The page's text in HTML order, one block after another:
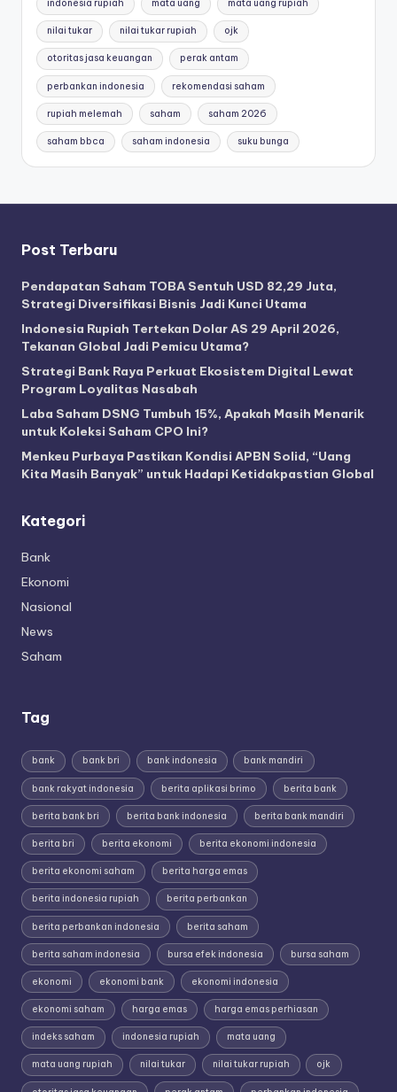
indonesia rupiah mata uang mata uang rupiah
nilai tukar nilai tukar rupiah ojk
otoritas jasa keuangan perak antam
perbankan indonesia rekomendasi saham
rupiah melemah saham saham 2026
saham bbca saham indonesia suku bunga
Post Terbaru
Pendapatan Saham TOBA Sentuh USD 82,29 Juta,
Strategi Diversifikasi Bisnis Jadi Kunci Utama
Indonesia Rupiah Tertekan Dolar AS 29 April 2026,
Tekanan Global Jadi Pemicu Utama?
Strategi Bank Raya Perkuat Ekosistem Digital Lewat
Program Loyalitas Nasabah
Laba Saham DSNG Tumbuh 15%, Apakah Masih Menarik
untuk Koleksi Saham CPO Ini?
Menkeu Purbaya Pastikan Kondisi APBN Solid, “Uang
Kita Masih Banyak” untuk Hadapi Ketidakpastian Global
Kategori
Bank
Ekonomi
Nasional
News
Saham
Tag
bank bank bri bank indonesia bank mandiri
bank rakyat indonesia berita aplikasi brimo berita bank
berita bank bri berita bank indonesia berita bank mandiri
berita bri berita ekonomi berita ekonomi indonesia
berita ekonomi saham berita harga emas
berita indonesia rupiah berita perbankan
berita perbankan indonesia berita saham
berita saham indonesia bursa efek indonesia bursa saham
ekonomi ekonomi bank ekonomi indonesia
ekonomi saham harga emas harga emas perhiasan
indeks saham indonesia rupiah mata uang
mata uang rupiah nilai tukar nilai tukar rupiah ojk